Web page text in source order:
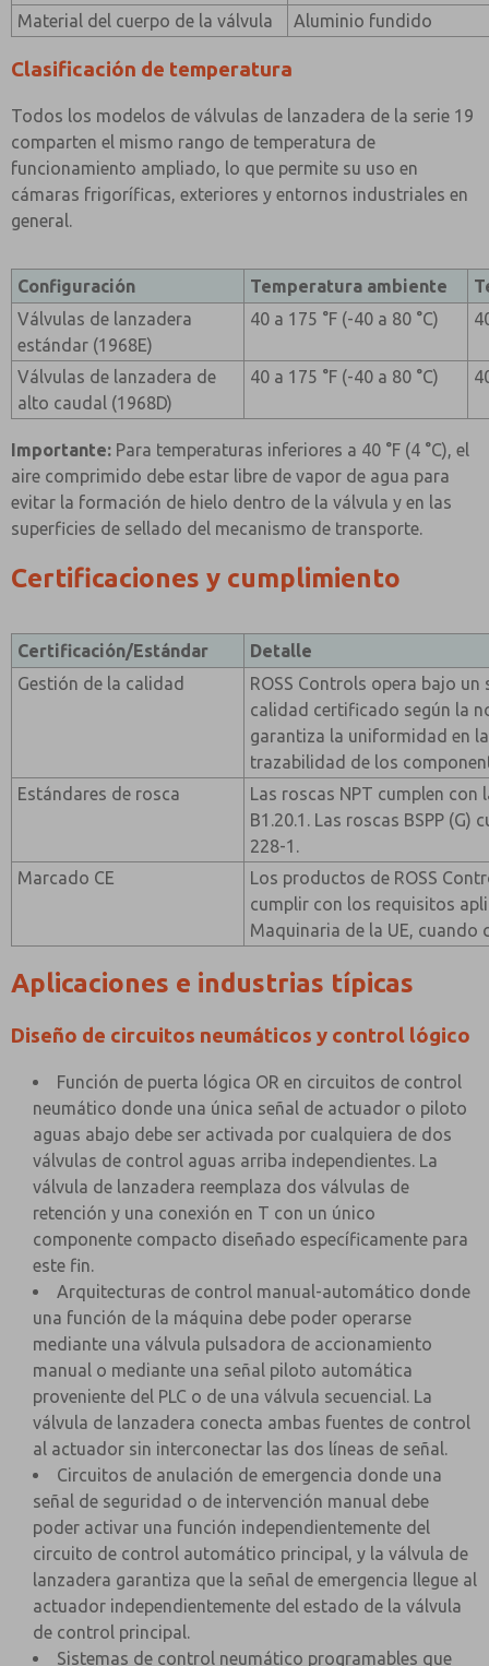
Material del cuerpo de la válvula
Aluminio fundido
Clasificación de temperatura
Todos los modelos de válvulas de lanzadera de la serie 19
comparten el mismo rango de temperatura de
funcionamiento ampliado, lo que permite su uso en
cámaras frigoríficas, exteriores y entornos industriales en
general.
Configuración Temperatura ambiente
Válvulas de lanzadera
estándar (1968E)
40 a 175 °F (-40 a 80 °C)
Válvulas de lanzadera de
alto caudal (1968D)
40 a 175 °F (-40 a 80 °C)
Importante: Para temperaturas inferiores a 40 °F (4 °C), el
aire comprimido debe estar libre de vapor de agua para
evitar la formación de hielo dentro de la válvula y en las
superficies de sellado del mecanismo de transporte.
Certificaciones y cumplimiento
Certificación/Estándar
Detalle
Gestión de la calidad
ROSS Controls opera bajo
calidad certificado según la
garantiza la uniformidad en
trazabilidad de los
Estándares de rosca
Las roscas NPT cumplen con
B1.20.1. Las roscas BSPP (G)
228-1.
Marcado CE
Los productos de ROSS
cumplir con los requisitos
Maquinaria de la UE, cuando
Aplicaciones e industrias típicas
Diseño de circuitos neumáticos y control lógico
Función de puerta lógica OR en circuitos de control
neumático donde una única señal de actuador o piloto
aguas abajo debe ser activada por cualquiera de dos
válvulas de control aguas arriba independientes. La
válvula de lanzadera reemplaza dos válvulas de
retención y una conexión en T con un único
componente compacto diseñado específicamente para
este fin.
Arquitecturas de control manual-automático donde
una función de la máquina debe poder operarse
mediante una válvula pulsadora de accionamiento
manual o mediante una señal piloto automática
proveniente del PLC o de una válvula secuencial. La
válvula de lanzadera conecta ambas fuentes de control
al actuador sin interconectar las dos líneas de señal.
Circuitos de anulación de emergencia donde una
señal de seguridad o de intervención manual debe
poder activar una función independientemente del
circuito de control automático principal, y la válvula de
lanzadera garantiza que la señal de emergencia llegue al
actuador independientemente del estado de la válvula
de control principal.
Sistemas de control neumático programables que